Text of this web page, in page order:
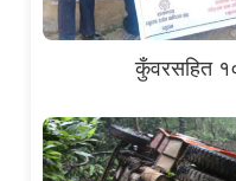
कुँवरसहित